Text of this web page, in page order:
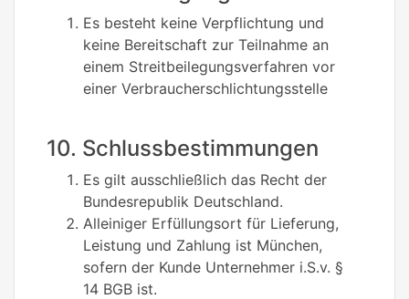
Es besteht keine Verpflichtung und
keine Bereitschaft zur Teilnahme an
einem Streitbeilegungsverfahren vor
einer Verbraucherschlichtungsstelle
10. Schlussbestimmungen
Es gilt ausschließlich das Recht der
Bundesrepublik Deutschland.
Alleiniger Erfüllungsort für Lieferung,
Leistung und Zahlung ist München,
sofern der Kunde Unternehmer i.S.v. §
14 BGB ist.